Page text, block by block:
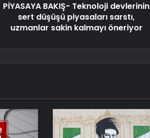
PİYASAYA BAKIŞ- Teknoloji devlerinin
sert düşüşü piyasaları sarstı,
uzmanlar sakin kalmayı öneriyor